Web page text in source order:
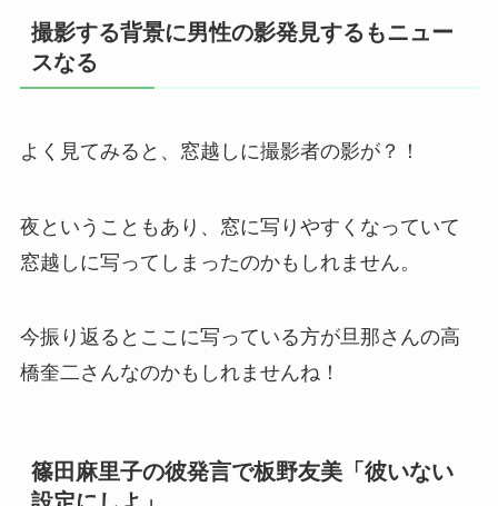
撮影する背景に男性の影発見するもニュー
スなる
よく見てみると、窓越しに撮影者の影が？！
夜ということもあり、窓に写りやすくなっていて
窓越しに写ってしまったのかもしれません。
今振り返るとここに写っている方が旦那さんの高
橋奎二さんなのかもしれませんね！
篠田麻里子の彼発言で板野友美「彼いない
設定にしよ」